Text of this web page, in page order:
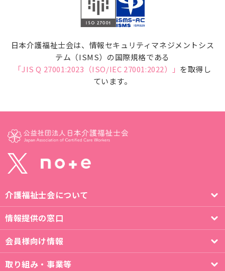
日本介護福祉士会は、情報セキュリティマネジメントシス
テム（ISMS）の国際規格である
「JIS Q 27001:2023（ISO/IEC 27001:2022）」 を取得し
ています。
介護福祉士会について
情報提供の窓口
会員様向け情報
取り組み・事業等